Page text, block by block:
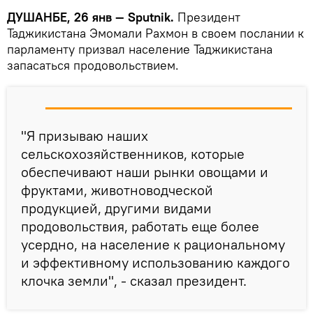
ДУШАНБЕ, 26 янв — Sputnik. Президент
Таджикистана Эмомали Рахмон в своем послании к
парламенту призвал население Таджикистана
запасаться продовольствием.
"Я призываю наших
сельскохозяйственников, которые
обеспечивают наши рынки овощами и
фруктами, животноводческой
продукцией, другими видами
продовольствия, работать еще более
усердно, на население к рациональному
и эффективному использованию каждого
клочка земли", - сказал президент.